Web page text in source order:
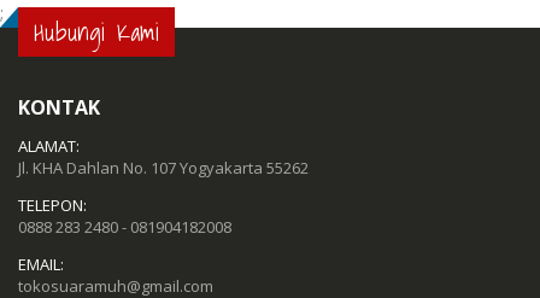
; Hubungi Kami
KONTAK
ALAMAT:
Jl. KHA Dahlan No. 107 Yogyakarta 55262
TELEPON:
0888 283 2480 - 081904182008
EMAIL:
tokosuaramuh@gmail.com